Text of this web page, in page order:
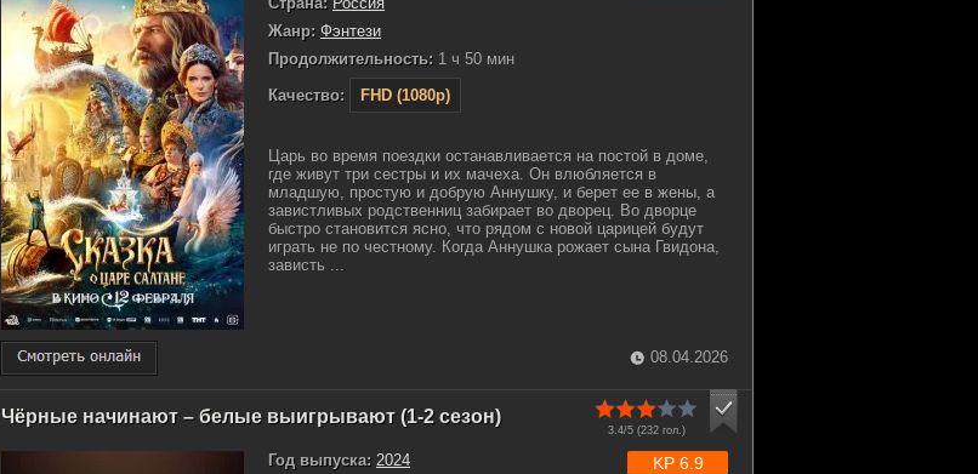
Жанр: Фэнтези
Продолжительность: 1 ч 50 мин
Качество:
FHD (1080p)
Царь во время поездки останавливается на постой в доме,
где живут три сестры и их мачеха. Он влюбляется в
младшую, простую и добрую Аннушку, и берет ее в жены, а
завистливых родственниц забирает во дворец. Во дворце
быстро становится ясно, что рядом с новой царицей будут
играть не по честному. Когда Аннушка рожает сына Гвидона,
зависть ...
08.04.2026
Чёрные начинают – белые выигрывают (1-2 сезон)
3.4/5 (232гол.)
Год выпуска: 2024
KP 6.9